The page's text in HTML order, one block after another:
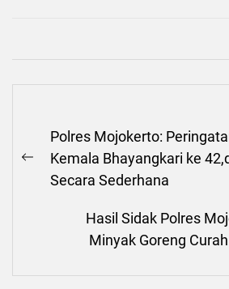
pos
Previous
post:
Polres Mojokerto:
Kemala Bhayangkari ke
Secara Sederhana
Hasil Sidak Polres
Minyak Goreng